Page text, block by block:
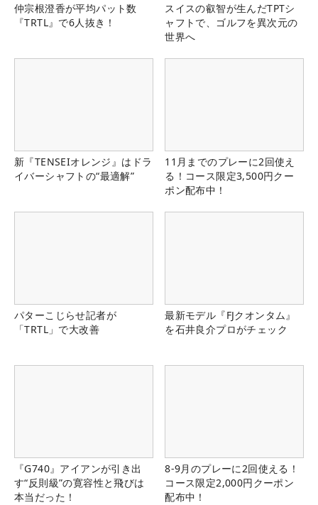
仲宗根澄香が平均パット数
『TRTL』で6人抜き！
スイスの叡智が生んだTPTシ
ャフトで、ゴルフを異次元の
世界へ
新『TENSEIオレンジ』はドラ
イバーシャフトの“最適解”
11月までのプレーに2回使え
る！コース限定3,500円クー
ポン配布中！
パターこじらせ記者が
「TRTL」で大改善
最新モデル『FJクオンタム』
を石井良介プロがチェック
『G740』アイアンが引き出
す“反則級”の寛容性と飛びは
本当だった！
8-9月のプレーに2回使える！
コース限定2,000円クーポン
配布中！